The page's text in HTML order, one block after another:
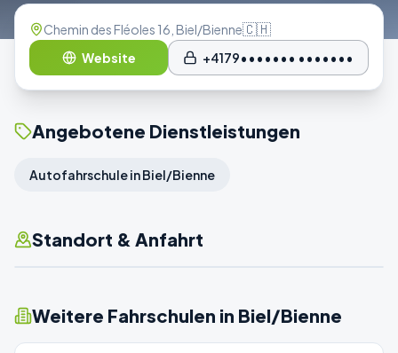
Chemin des Fléoles 16, Biel/Bienne🇨🇭
Website +4179••••••• •••••••
Angebotene Dienstleistungen
Autofahrschule in Biel/Bienne
Standort & Anfahrt
Weitere Fahrschulen in Biel/Bienne